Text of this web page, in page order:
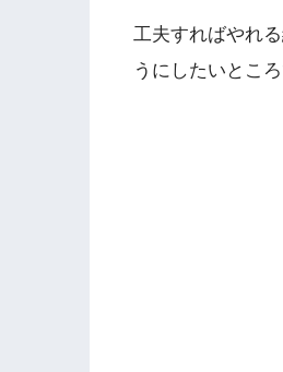
工夫すればやれ
うにしたいところ